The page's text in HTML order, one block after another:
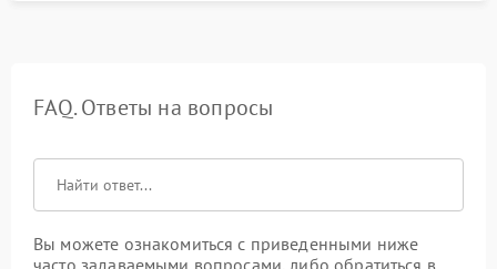
FAQ. Ответы на вопросы
Вы можете ознакомиться с приведенными ниже
часто задаваемыми вопросами, либо обратиться в